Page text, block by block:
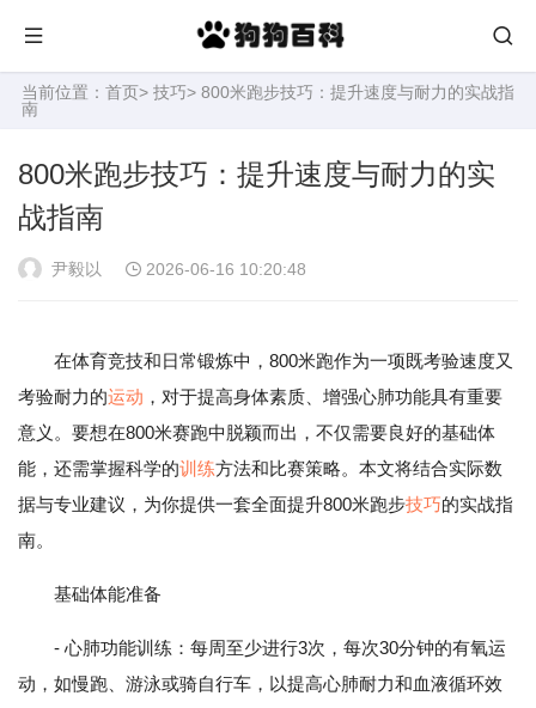
当前位置： 首页> 技巧> 800米跑步技巧：提升速度与耐力的实战指
南
800米跑步技巧：提升速度与耐力的实
战指南
尹毅以 2026-06-16 10:20:48
在体育竞技和日常锻炼中，800米跑作为一项既考验速度又
考验耐力的运动 ，对于提高身体素质、增强心肺功能具有重要
意义。要想在800米赛跑中脱颖而出，不仅需要良好的基础体
能，还需掌握科学的训练方法和比赛策略。本文将结合实际数
据与专业建议，为你提供一套全面提升800米跑步技巧的实战指
南。
基础体能准备
- 心肺功能训练：每周至少进行3次，每次30分钟的有氧运
动，如慢跑、游泳或骑自行车，以提高心肺耐力和血液循环效